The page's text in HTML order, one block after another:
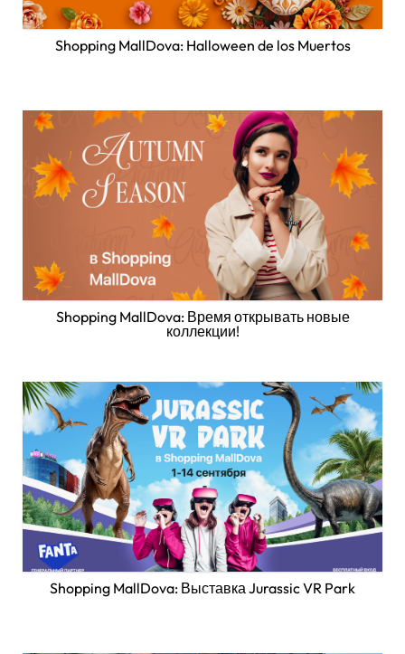
Shopping MallDova: Halloween de los Muertos
Shopping MallDova: Время открывать новые
коллекции!
Shopping MallDova: Выставка Jurassic VR Park